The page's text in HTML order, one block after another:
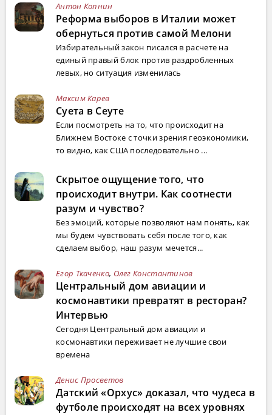
Антон Копнин
Реформа выборов в Италии может
обернуться против самой Мелони
Избирательный закон писался в расчете на
единый правый блок против раздробленных
левых, но ситуация изменилась
Максим Карев
Суета в Сеуте
Если посмотреть на то, что происходит на
Ближнем Востоке с точки зрения геоэкономики,
то видно, как США последовательно ...
Скрытое ощущение того, что
происходит внутри. Как соотнести
разум и чувство?
Без эмоций, которые позволяют нам понять, как
мы будем чувствовать себя после того, как
сделаем выбор, наш разум мечется...
Егор Ткаченко, Олег Константинов
Центральный дом авиации и
космонавтики превратят в ресторан?
Интервью
Сегодня Центральный дом авиации и
космонавтики переживает не лучшие свои
времена
Денис Просветов
Датский «Орхус» доказал, что чудеса в
футболе происходят на всех уровнях